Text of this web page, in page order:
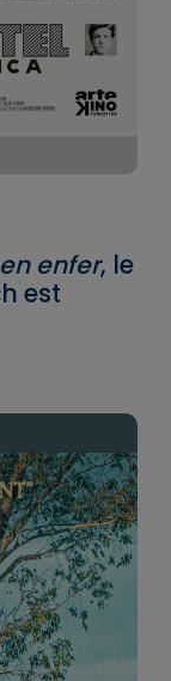
enfer, le
est